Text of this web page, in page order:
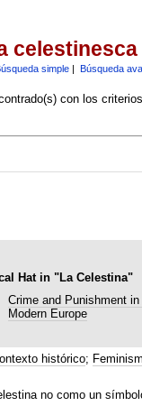
celestinesca
simple| Búsqueda
con los
Hat in "La Celestina"
Crime and Punishment
Modern Europe
histórico;
no como un